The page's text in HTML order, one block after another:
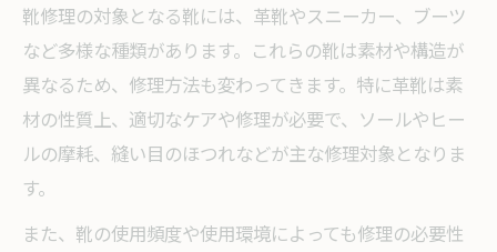
靴修理の対象となる靴には、革靴やスニーカー、ブーツ
など多様な種類があります。これらの靴は素材や構造が
異なるため、修理方法も変わってきます。特に革靴は素
材の性質上、適切なケアや修理が必要で、ソールやヒー
ルの摩耗、縫い目のほつれなどが主な修理対象となりま
す。
また、靴の使用頻度や使用環境によっても修理の必要性